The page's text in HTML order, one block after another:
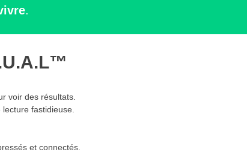
.
voir des résultats.
fastidieuse.
et connectés.